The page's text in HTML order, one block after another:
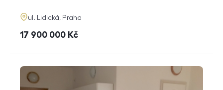
adresa
ul. Lidická, Praha
cena
17 900 000 Kč